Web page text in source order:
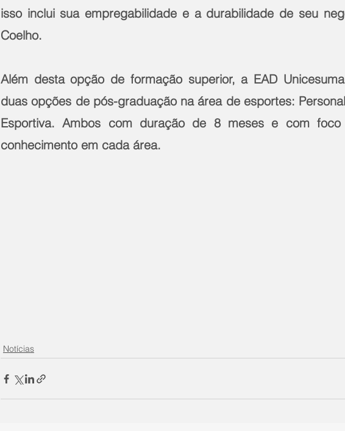
isso inclui sua empregabilidade e a durabilidade de seu
Coelho.
Além desta opção de formação superior, a EAD
duas opções de pós-graduação na área de esportes:
Esportiva. Ambos com duração de 8 meses e com
conhecimento em cada área.
Notícias